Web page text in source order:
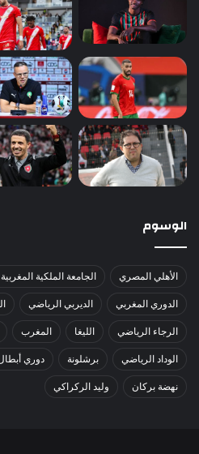
الوسوم
الأهلي المصري الجامعة الملكية
الدوري المغربي الديربي الرياضي
الرجاء الرياضي الليغا المغرب
الوداد الرياضي برشلونة دوري أبطال
نهضة بركان وليد الركراكي